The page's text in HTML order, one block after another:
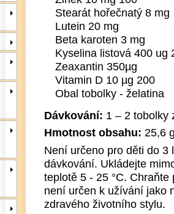
Stearát hořečnatý 8 mg
Lutein 20 mg
Beta karoten 3 mg
Kyselina listová 400 ug
Zeaxantin 350µg
Vitamin D 10 µg 200
Obal tobolky - želatina
Dávkování: 1 – 2 tobolky
Hmotnost obsahu: 25,6
Není určeno pro děti do 3
dávkování. Ukládejte
teplotě 5 - 25 °C.
není určen k užívání jako
zdravého životního stylu.